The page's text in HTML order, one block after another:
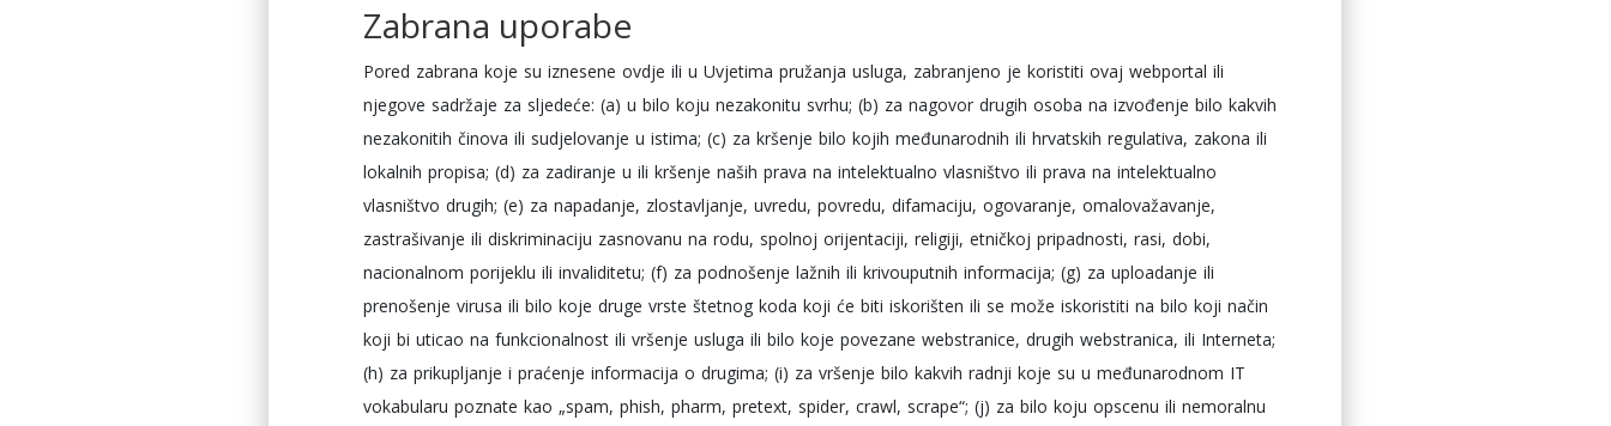
Zabrana uporabe
Pored zabrana koje su iznesene ovdje ili u Uvjetima pružanja usluga, zabranjeno je koristiti ovaj webportal ili
njegove sadržaje za sljedeće: (a) u bilo koju nezakonitu svrhu; (b) za nagovor drugih osoba na izvođenje bilo kakvih
nezakonitih činova ili sudjelovanje u istima; (c) za kršenje bilo kojih međunarodnih ili hrvatskih regulativa, zakona ili
lokalnih propisa; (d) za zadiranje u ili kršenje naših prava na intelektualno vlasništvo ili prava na intelektualno
vlasništvo drugih; (e) za napadanje, zlostavljanje, uvredu, povredu, difamaciju, ogovaranje, omalovažavanje,
zastrašivanje ili diskriminaciju zasnovanu na rodu, spolnoj orijentaciji, religiji, etničkoj pripadnosti, rasi, dobi,
nacionalnom porijeklu ili invaliditetu; (f) za podnošenje lažnih ili krivouputnih informacija; (g) za uploadanje ili
prenošenje virusa ili bilo koje druge vrste štetnog koda koji će biti iskorišten ili se može iskoristiti na bilo koji način
koji bi uticao na funkcionalnost ili vršenje usluga ili bilo koje povezane webstranice, drugih webstranica, ili Interneta;
(h) za prikupljanje i praćenje informacija o drugima; (i) za vršenje bilo kakvih radnji koje su u međunarodnom IT
vokabularu poznate kao „spam, phish, pharm, pretext, spider, crawl, scrape“; (j) za bilo koju opscenu ili nemoralnu